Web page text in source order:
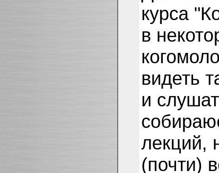
курса
в
видеть
и
лекций,
(почти)